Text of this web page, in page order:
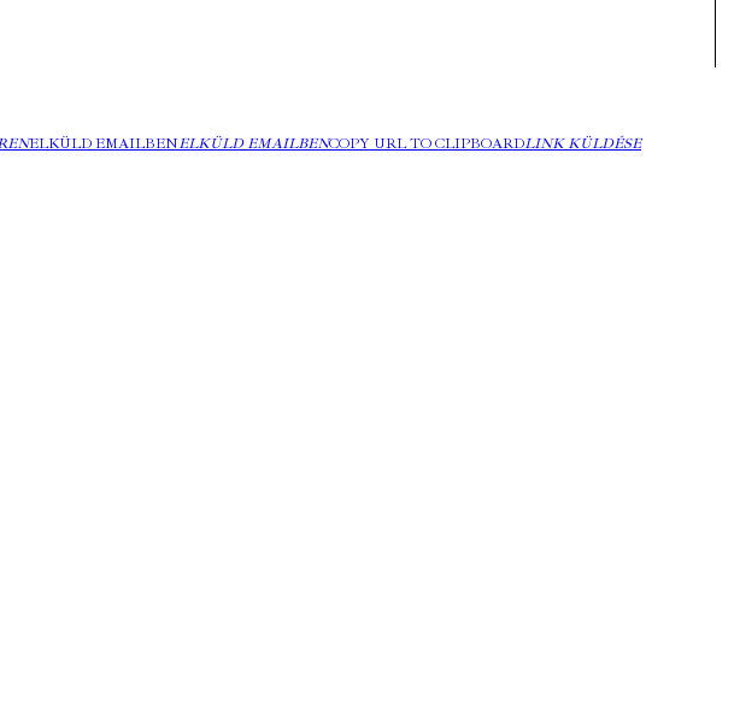
ELKÜLD EMAILBENELKÜLD EMAILBENCOPY URL TO CLIPBOARDLINK KÜLDÉSE